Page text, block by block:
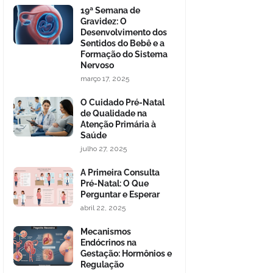
19ª Semana de
Gravidez: O
Desenvolvimento dos
Sentidos do Bebê e a
Formação do Sistema
Nervoso
março 17, 2025
O Cuidado Pré-Natal
de Qualidade na
Atenção Primária à
Saúde
julho 27, 2025
A Primeira Consulta
Pré-Natal: O Que
Perguntar e Esperar
abril 22, 2025
Mecanismos
Endócrinos na
Gestação: Hormônios e
Regulação